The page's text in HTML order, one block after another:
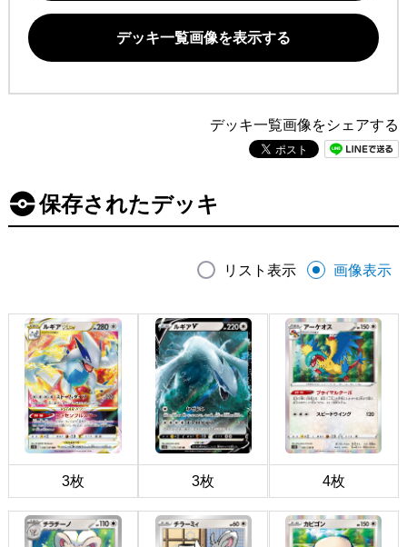
デッキ一覧画像を表示する
デッキ一覧画像をシェアする
保存されたデッキ
リスト表示 画像表示
3枚 3枚 4枚